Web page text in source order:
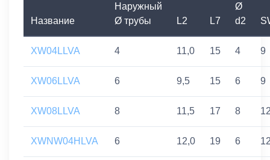
Название
Наружный
Ø трубы
L2 L7
Ø
d2
XW04LLVA 4 11,0 15 4 9
XW06LLVA 6 9,5 15 6 9
XW08LLVA 8 11,5 17 8
XWNW04HLVA 6 12,0 19 6